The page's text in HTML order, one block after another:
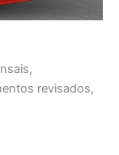
revisados,